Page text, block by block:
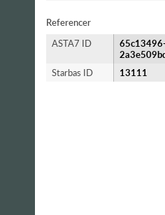
Referencer
ASTA7 ID
Starbas ID
13111